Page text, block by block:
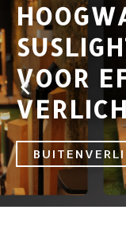
VOOR